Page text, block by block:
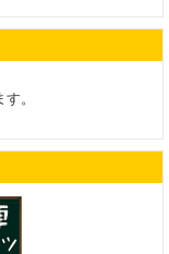
。